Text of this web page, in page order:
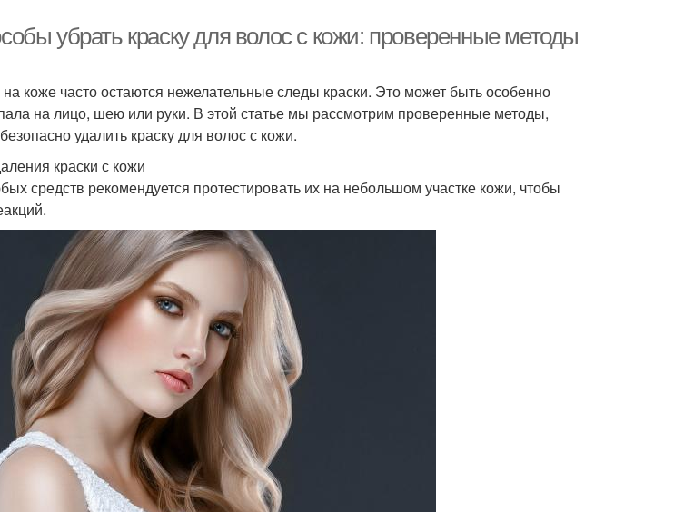
убрать краску для волос с кожи: проверенные методы
коже часто остаются нежелательные следы краски. Это может быть особенно
на лицо, шею или руки. В этой статье мы рассмотрим проверенные методы,
удалить краску для волос с кожи.
краски с кожи
средств рекомендуется протестировать их на небольшом участке кожи, чтобы